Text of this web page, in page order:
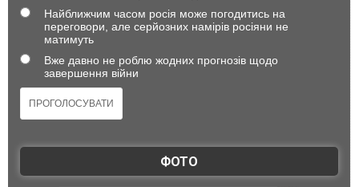
Найближчим часом росія може погодитись на
переговори, але серйозних намірів росіяни не
матимуть
Вже давно не роблю жодних прогнозів щодо
завершення війни
ФОТО